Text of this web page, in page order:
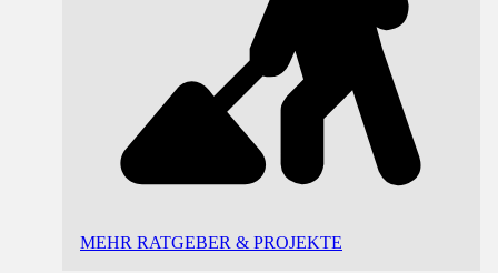
MEHR RATGEBER & PROJEKTE